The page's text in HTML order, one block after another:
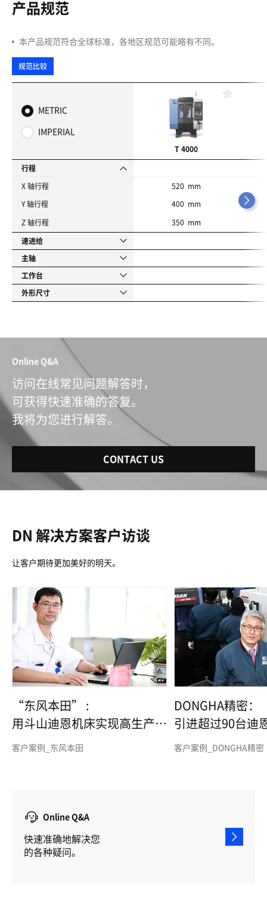
产品规范
本产品规范符合全球标准，各地区规范可能略有不同。
规范比较
METRIC
IMPERIAL
行程
X 轴行程
Y 轴行程
Z 轴行程
速进给
主轴
工作台
外形尺寸
T 4000
520 mm
400 mm
350 mm
Online Q&A
访问在线常见问题解答时，
可获得快速准确的答复。
我将为您进行解答。
CONTACT US
DN 解决方案客户访谈
让客户期待更加美好的明天。
“东风本田” :
用斗山迪恩机床实现高生产力
和高品质
客户案例_东风本田
DONGHA精密：
引进超过90台迪
客户案例_DONGHA精密
Online Q&A
快速准确地解决您
的各种疑问。